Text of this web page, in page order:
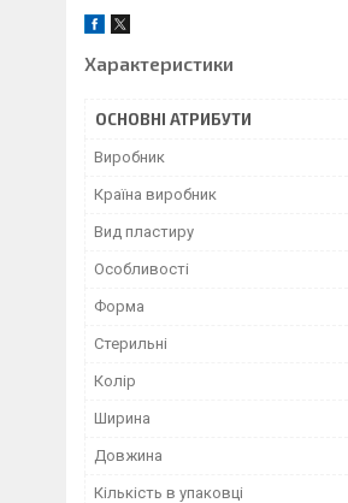
Характеристики
ОСНОВНІ АТРИБУТИ
Виробник
Країна виробник
Вид пластиру
Особливості
Форма
Стерильні
Колір
Ширина
Довжина
Кількість в упаковці